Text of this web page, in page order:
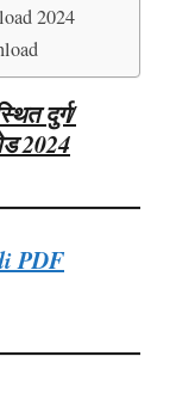
2024
दुर्ग/
2024
PDF